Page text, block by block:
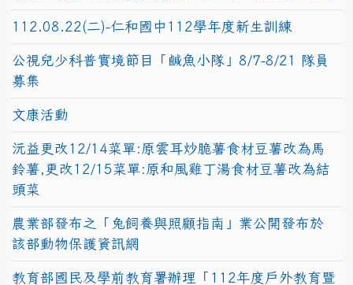
112.08.22(二)-仁和國中112學年度新生訓練
公視兒少科普實境節目「鹹魚小隊」8/7-8/21 隊員
募集
文康活動
沅益更改12/14菜單:原雲耳炒脆薯食材豆薯改為馬
鈴薯,更改12/15菜單:原和風雞丁湯食材豆薯改為結
頭菜
農業部發布之「兔飼養與照顧指南」業公開發布於
該部動物保護資訊網
教育部國民及學前教育署辦理「112年度戶外教育暨